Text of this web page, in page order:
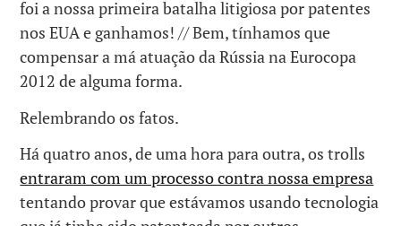
foi a nossa primeira batalha litigiosa por patentes
nos EUA e ganhamos! // Bem, tínhamos que
compensar a má atuação da Rússia na Eurocopa
2012 de alguma forma.
Relembrando os fatos.
Há quatro anos, de uma hora para outra, os trolls
entraram com um processo contra nossa empresa
tentando provar que estávamos usando tecnologia